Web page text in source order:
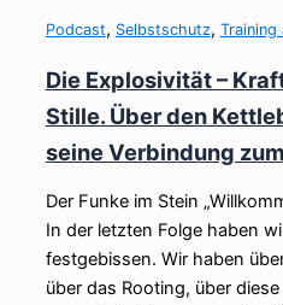
Podcast, Selbstschutz, Training
Die Explosivität –
Stille. Über den
seine Verbindung
Der Funke im Stein
In der letzten Folge haben
festgebissen. Wir haben
über das Rooting, über